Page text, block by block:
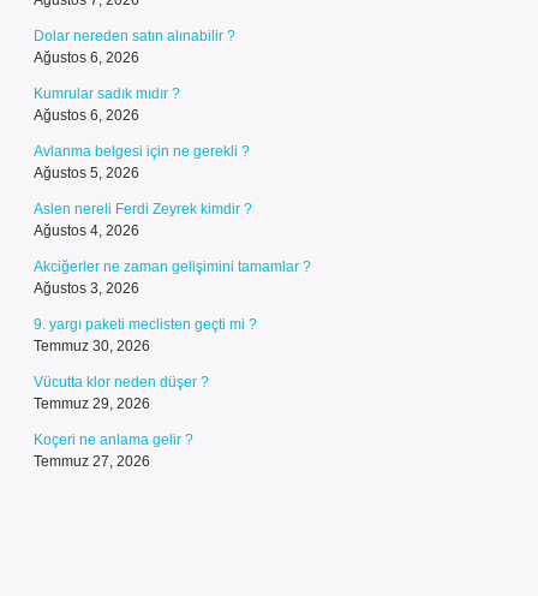
Dolar nereden satın alınabilir ?
Ağustos 6, 2026
Kumrular sadık mıdır ?
Ağustos 6, 2026
Avlanma belgesi için ne gerekli ?
Ağustos 5, 2026
Aslen nereli Ferdi Zeyrek kimdir ?
Ağustos 4, 2026
Akciğerler ne zaman gelişimini tamamlar ?
Ağustos 3, 2026
9. yargı paketi meclisten geçti mi ?
Temmuz 30, 2026
Vücutta klor neden düşer ?
Temmuz 29, 2026
Koçeri ne anlama gelir ?
Temmuz 27, 2026